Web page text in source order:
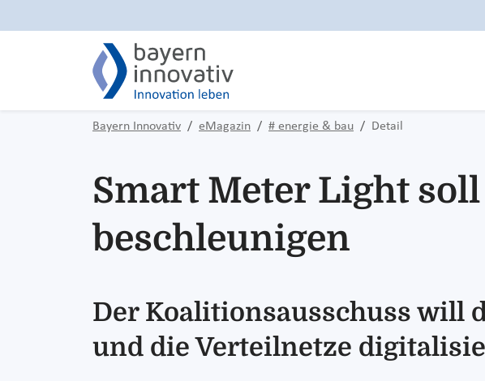
Bayern Innovativ eMagazin # energie & bau Detail
Smart Meter Light
beschleunigen
Der Koalitionsausschuss will
und die Verteilnetze